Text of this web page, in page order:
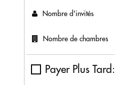
Nombre d'invités
Nombre de chambres
Payer Plus Tard: